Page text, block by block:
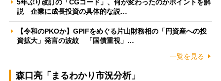
5年ぶり改訂の「CGコード」、何が変わったのかポイントを解
説 企業に成長投資の具体的な説…
【令和のPKOか】GPIFをめぐる片山財務相の「円資産への投
資拡大」発言の波紋 「国債重視」…
一覧を見る
森口亮「まるわかり市況分析」